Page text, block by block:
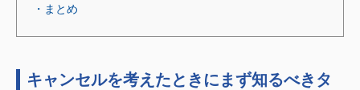
・まとめ
キャンセルを考えたときにまず知るべきタ